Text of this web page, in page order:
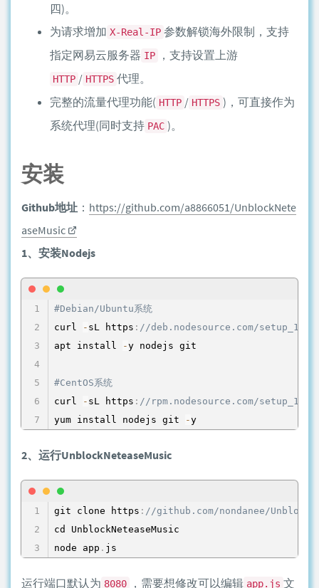
四)。
为请求增加 X-Real-IP 参数解锁海外限制，支持
指定网易云服务器 IP ，支持设置上游
HTTP / HTTPS 代理。
完整的流量代理功能( HTTP / HTTPS )，可直接作为
系统代理(同时支持 PAC )。
安装
Github地址 ： https://github.com/a8866051/UnblockNete
aseMusic
1、安装Nodejs
#Debian/Ubuntu系统
curl
- sL https : //deb.nodesource.com/
apt install
-y nodejs git
#CentOS系统
curl
- sL https : //rpm.nodesource.com/
yum install nodejs git
-y
2、运行UnblockNeteaseMusic
git clone https : //github.com/nondanee/
cd UnblockNeteaseMusic
node app . js
运行端口默认为 8080 ，需要想修改可以编辑 app.js 文